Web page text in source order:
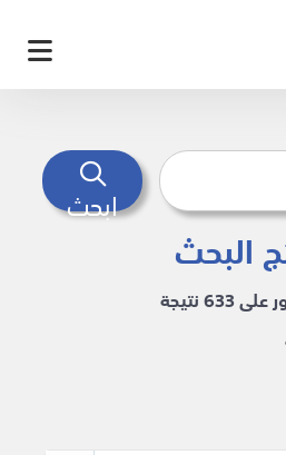
ابحث
البحث
633 نتيجة